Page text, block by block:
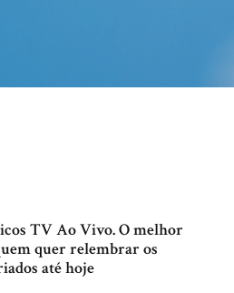
TV Ao Vivo. O melhor
quer relembrar os
até hoje